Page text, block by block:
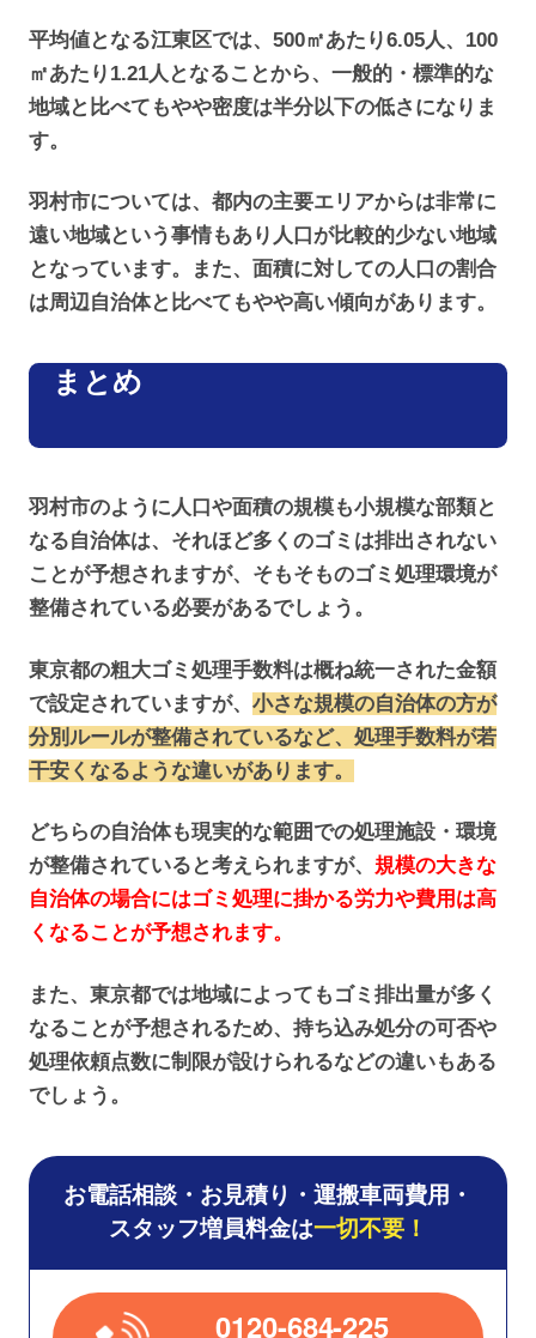
平均値となる江東区では、500㎡あたり6.05人、100
㎡あたり1.21人となることから、一般的・標準的な
地域と比べてもやや密度は半分以下の低さになりま
す。
羽村市については、都内の主要エリアからは非常に
遠い地域という事情もあり人口が比較的少ない地域
となっています。また、面積に対しての人口の割合
は周辺自治体と比べてもやや高い傾向があります。
まとめ
羽村市のように人口や面積の規模も小規模な部類と
なる自治体は、それほど多くのゴミは排出されない
ことが予想されますが、そもそものゴミ処理環境が
整備されている必要があるでしょう。
東京都の粗大ゴミ処理手数料は概ね統一された金額
で設定されていますが、 小さな規模の自治体の方が
分別ルールが整備されているなど、処理手数料が若
干安くなるような違いがあります。
どちらの自治体も現実的な範囲での処理施設・環境
が整備されていると考えられますが、 規模の大きな
自治体の場合にはゴミ処理に掛かる労力や費用は高
くなることが予想されます。
また、東京都では地域によってもゴミ排出量が多く
なることが予想されるため、持ち込み処分の可否や
処理依頼点数に制限が設けられるなどの違いもある
でしょう。
お電話相談・お見積り・運搬車両費用・
スタッフ増員料金は一切不要！
0120-684-225